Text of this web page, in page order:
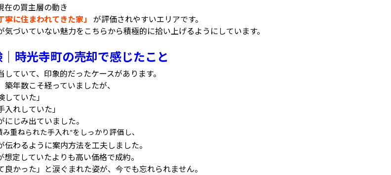
在の買主層の動き
寧に住まわれてきた家」 が評価されやすいエリアです。
づいていない魅力をこちらから積極的に拾い上げるようにしています。
｜時光寺町の売却で感じたこと
ていて、印象的だったケースがあります。
年数こそ経っていましたが、
していた」
入れしていた」
じみ出ていました。
み重ねられた手入れ”をしっかり評価し、
わるように案内方法を工夫しました。
定していたよりも高い価格で成約。
良かった」と涙ぐまれた姿が、今でも忘れられません。